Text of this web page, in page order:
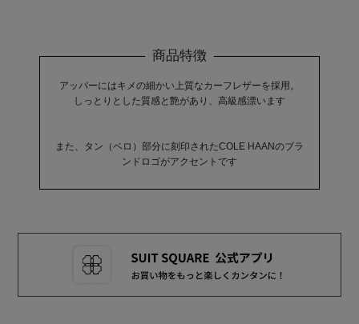
商品特徴
アッパーにはキメの細かい上質なカーフレザーを採用。
しっとりとした質感と艶があり、高級感漂います
また、タン（ベロ）部分に刻印されたCOLE HAANのブラ
ンドロゴがアクセントです